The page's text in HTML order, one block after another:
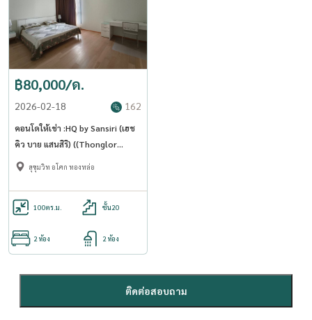
฿80,000/ด.
2026-02-18 162
คอนโดให้เช่า :HQ by Sansiri (เฮช
คิว บาย แสนสิริ) ((Thonglor
สุขุมวิท อโศก ทองหล่อ
100ตร.ม. ชั้น20
2 ห้อง 2 ห้อง
ติดต่อสอบถาม